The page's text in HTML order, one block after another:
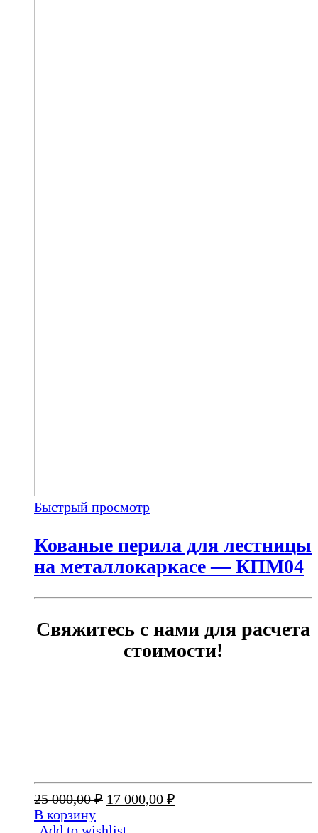
Быстрый просмотр
Кованые перила для лестницы
на металлокаркасе — КПМ04
Свяжитесь с нами для расчета
стоимости!
25 000,00₽ Первоначальная
составляла
17 000,00 ₽
В корзину